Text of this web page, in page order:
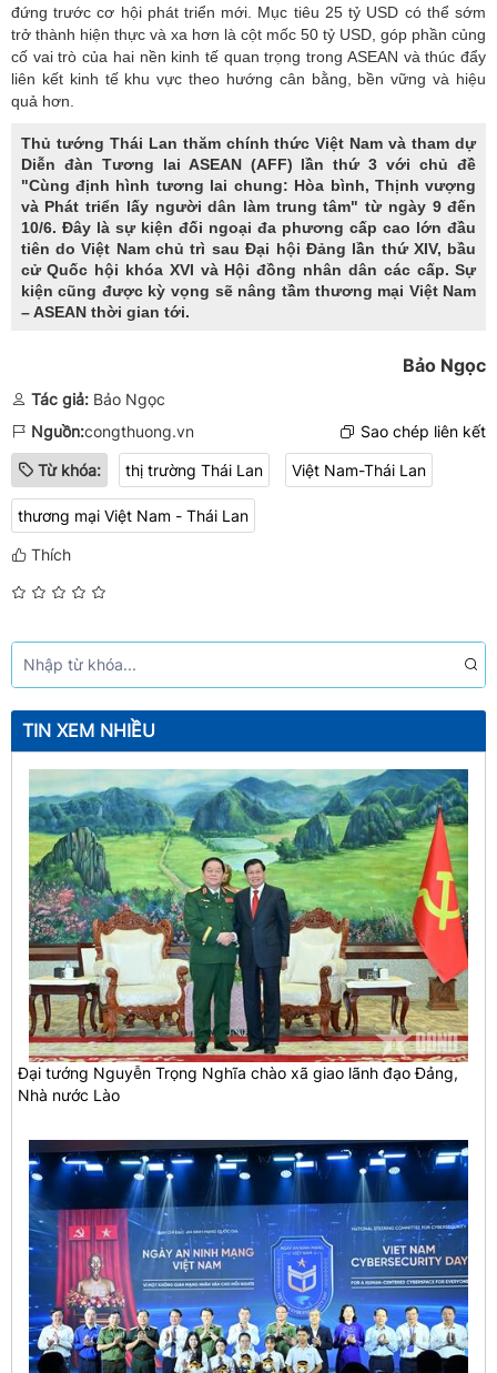
đứng trước cơ hội phát triển mới. Mục tiêu 25 tỷ USD có thể sớm
trở thành hiện thực và xa hơn là cột mốc 50 tỷ USD, góp phần củng
cố vai trò của hai nền kinh tế quan trọng trong ASEAN và thúc đẩy
liên kết kinh tế khu vực theo hướng cân bằng, bền vững và hiệu
quả hơn.
Thủ tướng Thái Lan thăm chính thức Việt Nam và tham dự
Diễn đàn Tương lai ASEAN (AFF) lần thứ 3 với chủ đề
"Cùng định hình tương lai chung: Hòa bình, Thịnh vượng
và Phát triển lấy người dân làm trung tâm" từ ngày 9 đến
10/6. Đây là sự kiện đối ngoại đa phương cấp cao lớn đầu
tiên do Việt Nam chủ trì sau Đại hội Đảng lần thứ XIV, bầu
cử Quốc hội khóa XVI và Hội đồng nhân dân các cấp. Sự
kiện cũng được kỳ vọng sẽ nâng tầm thương mại Việt Nam
– ASEAN thời gian tới.
Bảo Ngọc
Tác giả: Bảo Ngọc
Nguồn:congthuong.vn Sao chép liên kết
Từ khóa: thị trường Thái Lan Việt Nam-Thái Lan
thương mại Việt Nam - Thái Lan
Thích
TIN XEM NHIỀU
Đại tướng Nguyễn Trọng Nghĩa chào xã giao lãnh đạo Đảng,
Nhà nước Lào